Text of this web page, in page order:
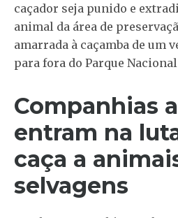
caçador seja punido e
animal da área de
amarrada à caçamba de um
para fora do Parque
Companhias
entram na
caça a
selvagens